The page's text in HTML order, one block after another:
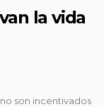
la vida
son incentivados